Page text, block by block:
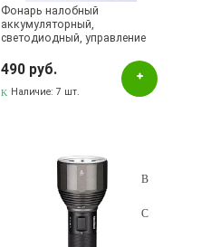
Фонарь налобный
аккумуляторный,
светодиодный, управление
270º, тип АКБ 18650
(1200mAh), разъем зарядки
Type-c, цвет черный
490 руб.
Наличие:7 шт.